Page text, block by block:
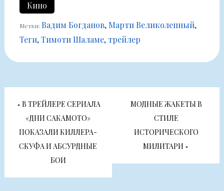
Кино
Метки: Вадим Богданов Марти Великолепный
Теги Тимоти Шаламе трейлер
Навигация
по
записям
В ТРЕЙЛЕРЕ СЕРИАЛА
«ДНИ САКАМОТО»
ПОКАЗАЛИ КИЛЛЕРА-
СКУФА И АБСУРДНЫЕ
БОИ
МОДНЫЕ ЖАКЕТЫ В
СТИЛЕ
ИСТОРИЧЕСКОГО
МИЛИТАРИ